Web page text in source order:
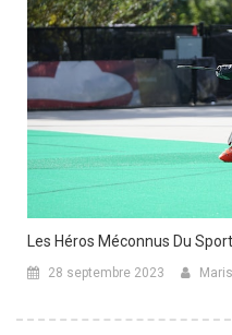
Les Héros Méconnus Du
28 septembre 2023